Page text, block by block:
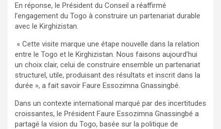
En réponse, le Président du Conseil a réaffirmé
l’engagement du Togo à construire un partenariat durable
avec le Kirghizistan.
« Cette visite marque une étape nouvelle dans la relation
entre le Togo et le Kirghizistan. Nous faisons aujourd’hui
un choix clair, celui de construire ensemble un partenariat
structurel, utile, produisant des résultats et inscrit dans la
durée », a fait savoir Faure Essozimna Gnassingbé.
Dans un contexte international marqué par des incertitudes
croissantes, le Président Faure Essozimna Gnassingbé a
partagé la vision du Togo, basée sur la politique de